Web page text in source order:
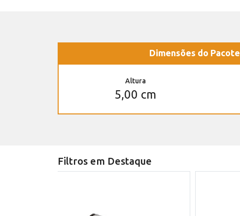
Dimensões do Pacote
Altura
5,00 cm
Filtros em Destaque